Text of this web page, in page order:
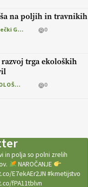
na poljih in travnikih
Kmečki Glas 0
razvoj trga ekoloških
EKOLOŠKO LOGIČNO 0
in polja so polni zrelih
NAROČANJE
E7ekAEr2JN #kmetijstvo
fPA11tblvn